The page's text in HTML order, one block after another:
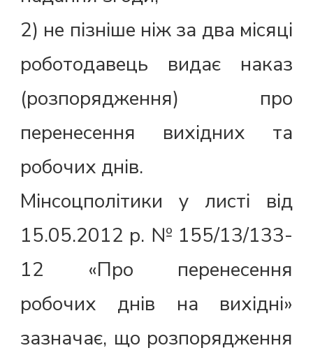
2) не пізніше ніж за два місяці
роботодавець видає наказ
(розпорядження) про
перенесення вихідних та
робочих днів.
Мінсоцполітики у листі від
15.05.2012 р. № 155/13/133-
12 «Про перенесення
робочих днів на вихідні»
зазначає, що розпорядження